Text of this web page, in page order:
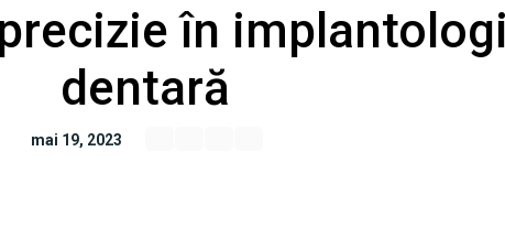
în
dentară
mai 19, 2023